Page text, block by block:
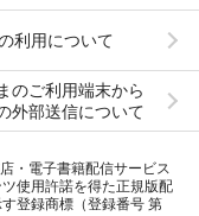
利用について
のご利用端末から
外部送信について
・電子書籍配信サービス
使用許諾を得た正規版配
登録商標（登録番号 第